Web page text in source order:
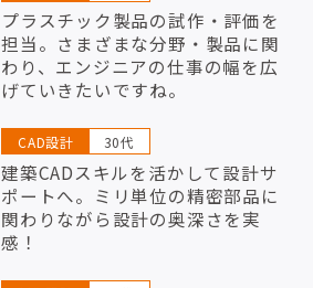
プラスチック製品の試作・評価を
担当。さまざまな分野・製品に関
わり、エンジニアの仕事の幅を広
げていきたいですね。
CAD設計 30代
建築CADスキルを活かして設計サ
ポートへ。ミリ単位の精密部品に
関わりながら設計の奥深さを実
感！